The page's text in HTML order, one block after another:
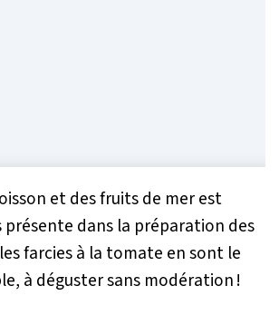
et des fruits de mer est
dans la préparation des
farcies à la tomate en sont le
à déguster sans modération !